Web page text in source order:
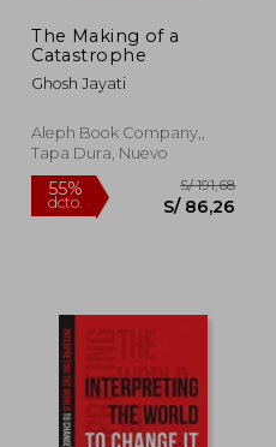
The Making of a
Catastrophe
Ghosh Jayati
Aleph Book Company,,
Tapa Dura, Nuevo
55%